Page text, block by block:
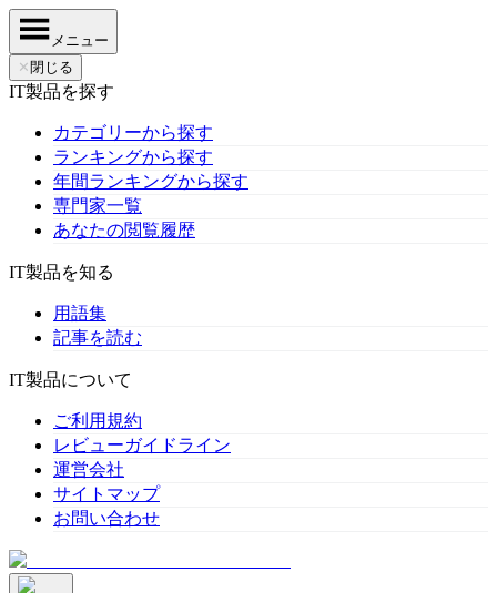
メニュー
✕ 閉じる
IT製品を探す
カテゴリーから探す
ランキングから探す
年間ランキングから探す
専門家一覧
あなたの閲覧履歴
IT製品を知る
用語集
記事を読む
IT製品について
ご利用規約
レビューガイドライン
運営会社
サイトマップ
お問い合わせ